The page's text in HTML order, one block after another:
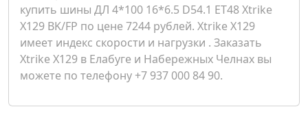
купить шины ДЛ 4*100 16*6.5 D54.1 ET48 Xtrike
X129 BK/FP по цене 7244 рублей. Xtrike X129
имеет индекс скорости и нагрузки . Заказать
Xtrike X129 в Елабуге и Набережных Челнах вы
можете по телефону +7 937 000 84 90.